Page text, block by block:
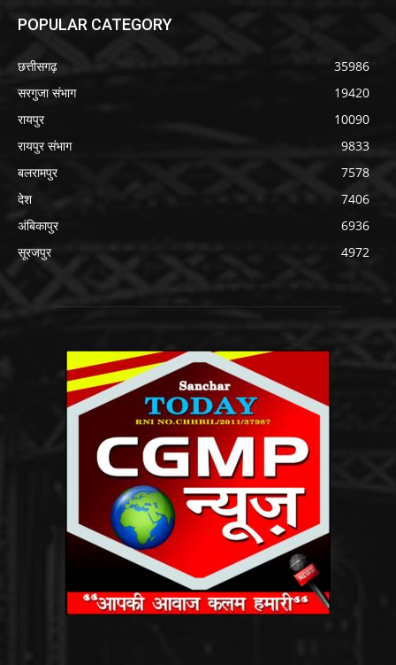
POPULAR CATEGORY
छत्तीसगढ़
35986
सरगुजा संभाग
19420
रायपुर
10090
रायपुर संभाग
9833
बलरामपुर
7578
देश
7406
अंबिकापुर
6936
सूरजपुर
4972